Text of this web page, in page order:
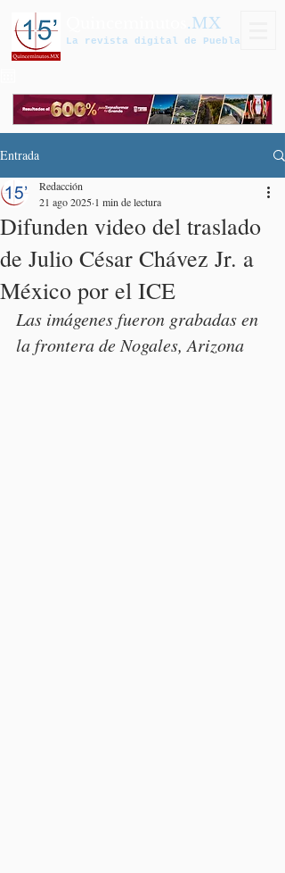
.MX
La revista digital de Puebla
Entrada
Difunden video del traslado
de Julio César Chávez Jr. a
México por el ICE
Redacción
21 ago 2025 1 min de lectura
Las imágenes fueron grabadas en
la frontera de Nogales, Arizona